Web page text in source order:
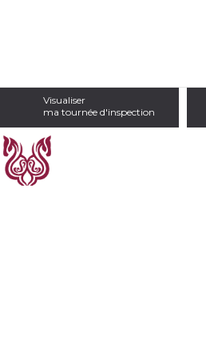
Visualiser
ma tournée d'inspection